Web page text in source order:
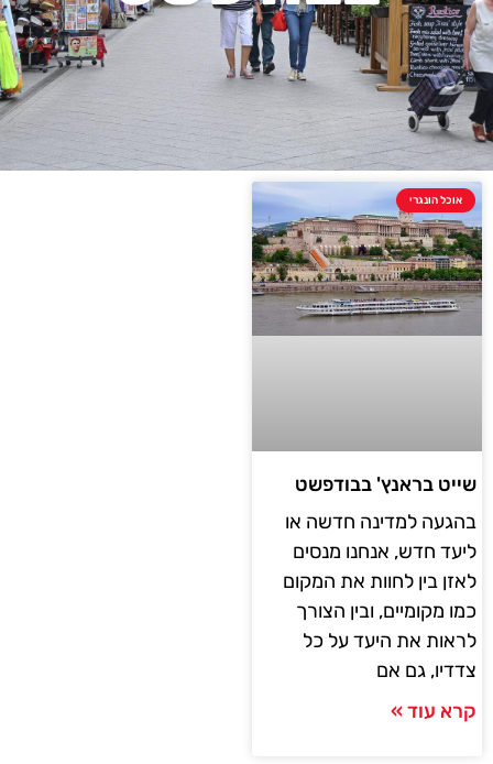
אוכל הונגרי
שייט בראנץ' בבודפשט
בהגעה למדינה חדשה או
ליעד חדש, אנחנו מנסים
לאזן בין לחוות את המקום
כמו מקומיים, ובין הצורך
לראות את היעד על כל
צדדיו, גם אם
קרא עוד »